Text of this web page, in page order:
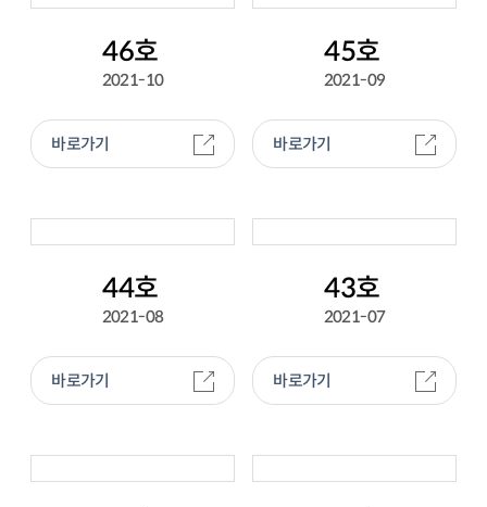
46호
2021-10
바로가기
45호
2021-09
바로가기
44호
2021-08
바로가기
43호
2021-07
바로가기